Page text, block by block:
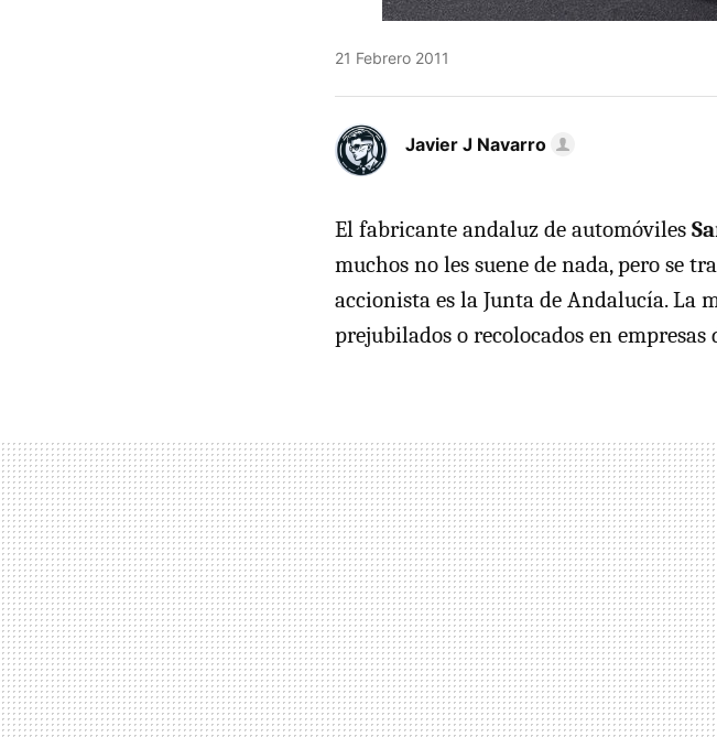
21 Febrero 2011
Javier J Navarro
El fabricante andaluz de automóviles
muchos no les suene de nada, pero se
accionista es la Junta de Andalucía. La
prejubilados o recolocados en empresas